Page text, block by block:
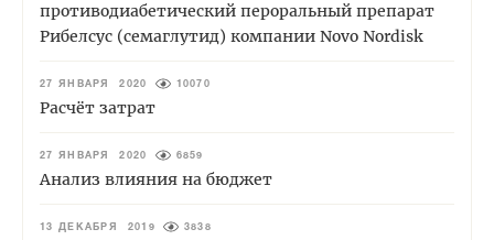
противодиабетический пероральный препарат
Рибелсус (семаглутид) компании Novo Nordisk
27 ЯНВАРЯ 2020 10070
Расчёт затрат
27 ЯНВАРЯ 2020 6859
Анализ влияния на бюджет
13 ДЕКАБРЯ 2019 3838